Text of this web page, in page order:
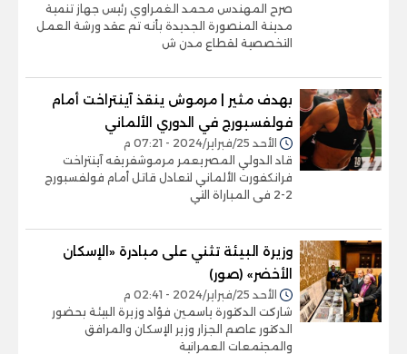
صرح المهندس محمد الغمراوي رئيس جهاز تنمية
مدينة المنصورة الجديدة بأنه تم عقد ورشة العمل
التخصصية لقطاع مدن ش
بهدف مثير | مرموش ينقذ آينتراخت أمام
فولفسبورج في الدوري الألماني
الأحد 25/فبراير/2024 - 07:21 م
قاد الدولي المصريعمر مرموشفريقه آينتراخت
فرانكفورت الألماني لتعادل قاتل أمام فولفسبورج
2-2 فى المباراة التي
وزيرة البيئة تثني على مبادرة «الإسكان
الأخضر» (صور)
الأحد 25/فبراير/2024 - 02:41 م
شاركت الدكتورة ياسمين فؤاد وزيرة البيئة بحضور
الدكتور عاصم الجزار وزير الإسكان والمرافق
والمجتمعات العمرانية